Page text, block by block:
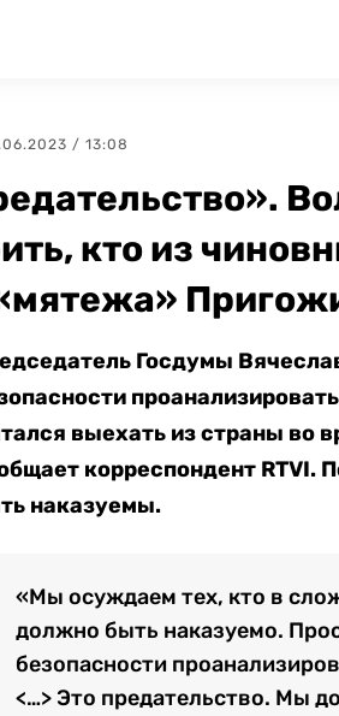
/ 13:08
кто из
Госдумы
выехать из страны во
корреспондент RTVI.
наказуемы.
«Мы осуждаем тех, кто в
должно быть наказуемо.
безопасности
<…> Это предательство. Мы